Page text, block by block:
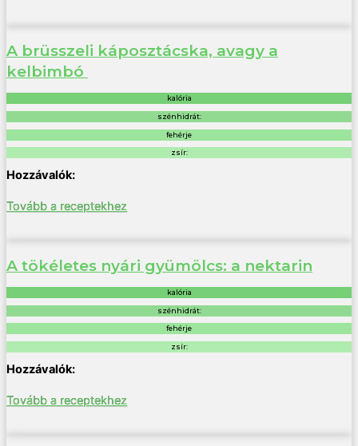
A brüsszeli káposztácska, avagy a
kelbimbó
kalória
szénhidrát:
fehérje
zsír:
Tovább a receptekhez
A tökéletes nyári gyümölcs: a nektarin
kalória
szénhidrát:
fehérje
zsír:
Tovább a receptekhez